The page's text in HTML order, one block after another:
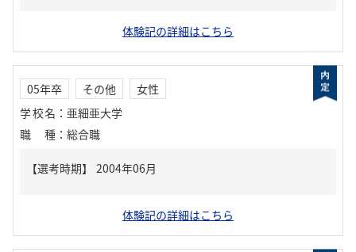
体験記の詳細はこちら
05年卒 その他
女性
学校名 ： 亜細亜大学
職種 ： 総合職
体験記の詳細はこちら